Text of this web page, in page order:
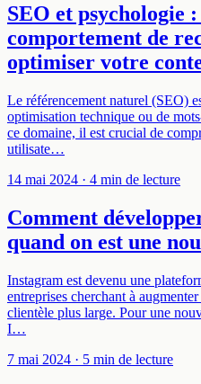
SEO et psychologie
comportement de
optimiser votre
Le référencement naturel (SEO)
optimisation technique ou de
ce domaine, il est crucial de
utilisate…
14 mai 2024 · 4 min de lecture
Comment
quand on est une
Instagram est devenu une
entreprises cherchant à
clientèle plus large. Pour une
I…
7 mai 2024 · 5 min de lecture